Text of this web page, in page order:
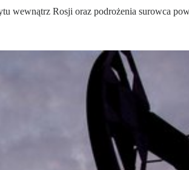
wewnątrz Rosji oraz podrożenia surowca